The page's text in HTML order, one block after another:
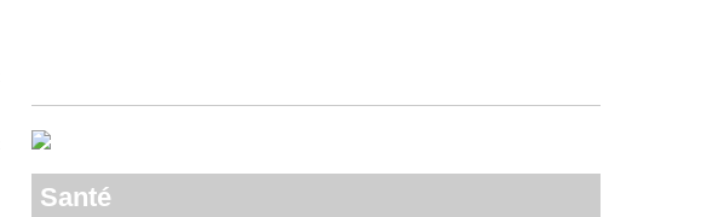
Santé